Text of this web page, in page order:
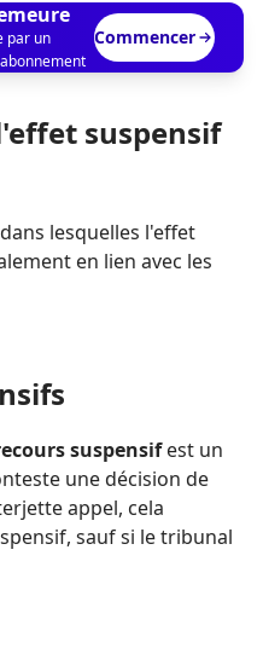
par un
Commencer
suspensif
lesquelles l'effet
en lien avec les
suspensifest un
une décision de
appel, cela
sauf si le tribunal